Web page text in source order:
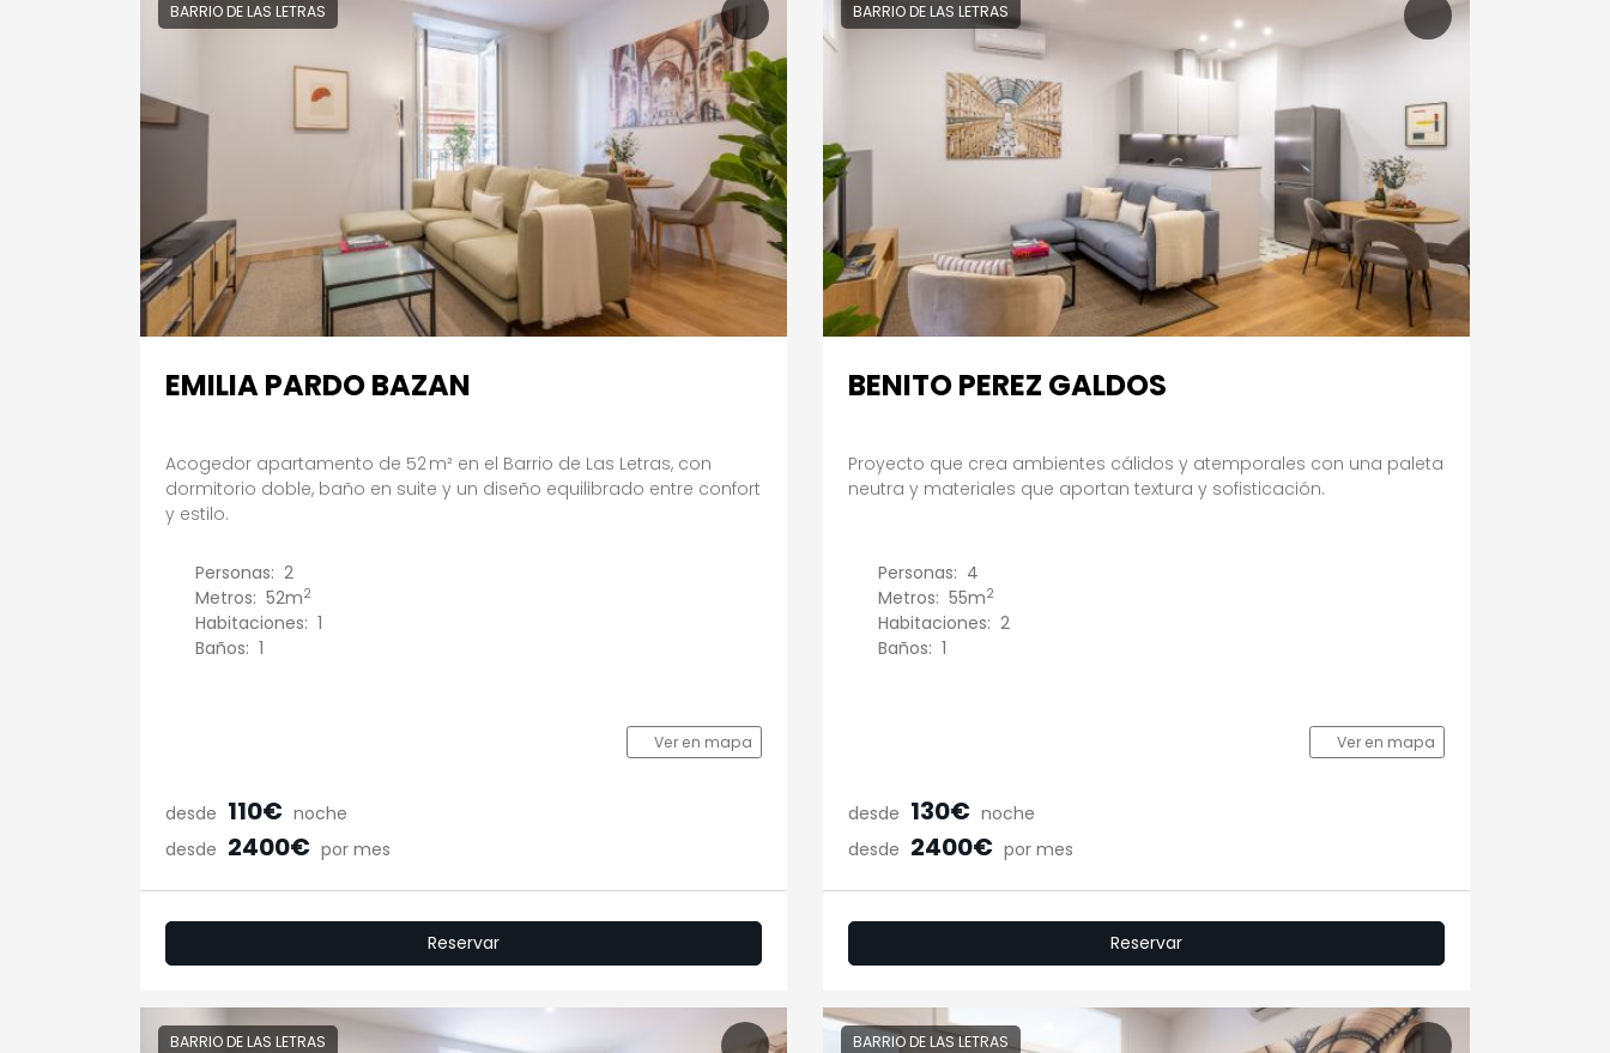
BARRIO DE LAS LETRAS
EMILIA PARDO BAZAN
Acogedor apartamento de 52 m² en el Barrio de Las Letras, con
dormitorio doble, baño en suite y un diseño equilibrado entre confort
y estilo.
Personas: 2
Metros: 52m2
Habitaciones: 1
Baños: 1
Ver en mapa
desde 110€ noche
desde 2400€ por mes
Reservar
BARRIO DE LAS LETRAS
BENITO PEREZ GALDOS
Proyecto que crea ambientes cálidos y atemporales con una paleta
neutra y materiales que aportan textura y sofisticación.
Personas: 4
Metros: 55m2
Habitaciones: 2
Baños: 1
Ver en mapa
desde 130€ noche
desde 2400€ por mes
Reservar
BARRIO DE LAS LETRAS BARRIO DE LAS LETRAS